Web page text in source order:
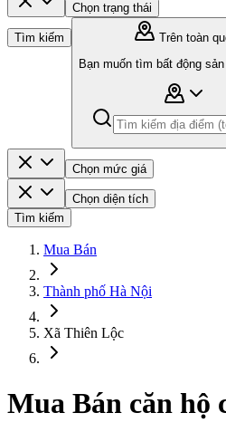
Chọn trạng thái
Tìm kiếm
Trên toàn
Bạn muốn tìm bất động
Chọn mức giá
Chọn diện tích
Tìm kiếm
Mua Bán
Thành phố Hà Nội
Xã Thiên Lộc
Mua Bán căn hộ